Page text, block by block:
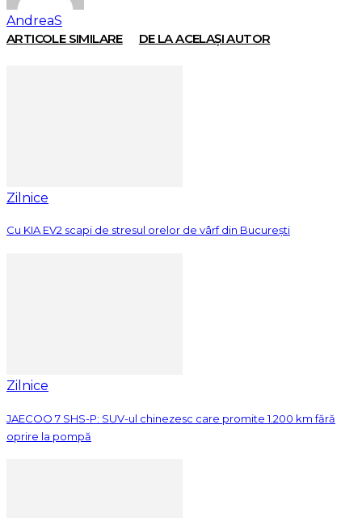
AndreaS
ARTICOLE SIMILARE
DE LA ACELAȘI AUTOR
Zilnice
Cu KIA EV2 scapi de stresul orelor de vârf din București
Zilnice
JAECOO 7 SHS-P: SUV-ul chinezesc care promite 1.200 km fără
oprire la pompă